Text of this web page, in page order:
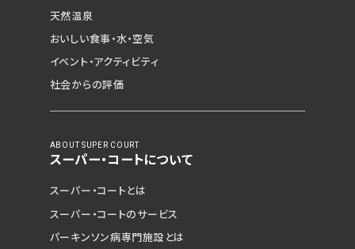
天然温泉
おいしい食事・水・空気
イベント・アクティビティ
社会からの評価
ABOUT SUPER COURT
スーパー・コートについて
スーパー・コートとは
スーパー・コートのサービス
パーキンソン病専門施設とは